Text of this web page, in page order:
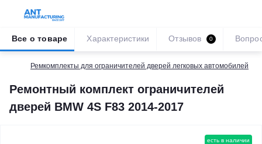
Ремкомплекты для ограничителей дверей легковых автомобилей
Ремонтный комплект ограничителей
дверей BMW 4S F83 2014-2017
Все о товаре Характеристики Отзывов 0
есть в наличии